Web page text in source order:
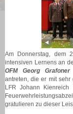
Am Donnerstag, dem
intensiven Lernens an
OFM Georg Grafoner
antreten, die er mit sehr
LFR Johann
gratulieren zu dieser